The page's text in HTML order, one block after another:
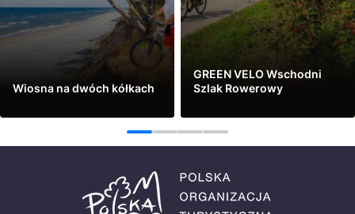
Wiosna na dwóch kółkach
Zobacz
GREEN VELO Wschodni
Szlak Rowerowy
Zobacz
1 2 3 4